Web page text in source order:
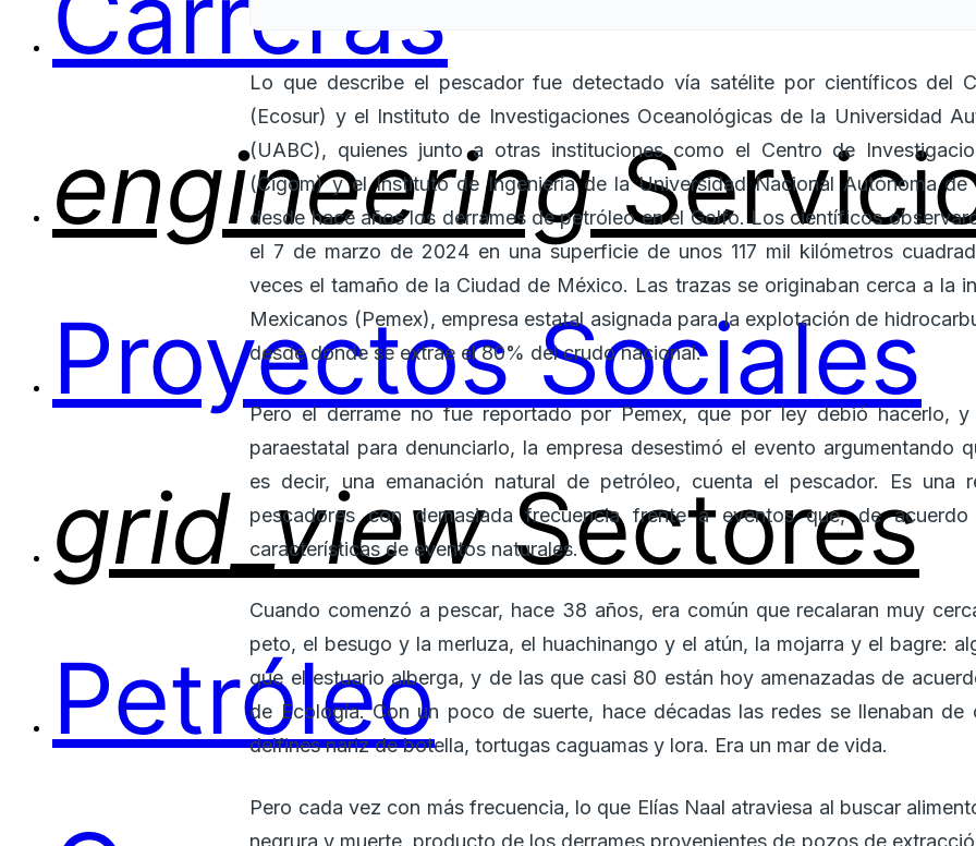
engineering
Proyectos Sociales
grid_view Sectores
Petróleo
Lo que describe el pescador fue detectado vía satélite por científicos del
(Ecosur) y el Instituto de Investigaciones Oceanológicas de la Universidad
(UABC), quienes junto a otras instituciones como el Centro de
(Cigom) y el Instituto de Ingeniería de la Universidad Nacional Autónoma
desde hace años los derrames de petróleo en el Golfo. Los científicos
el 7 de marzo de 2024 en una superficie de unos 117 mil kilómetros
veces el tamaño de la Ciudad de México. Las trazas se originaban cerca a la
Mexicanos (Pemex), empresa estatal asignada para la explotación de
desde donde se extrae el 80% del crudo nacional.
Pero el derrame no fue reportado por Pemex, que por ley debió hacerlo,
paraestatal para denunciarlo, la empresa desestimó el evento argumentando
es decir, una emanación natural de petróleo, cuenta el pescador. Es una
pescadores con demasiada frecuencia frente a eventos que, de
características de eventos naturales.
Cuando comenzó a pescar, hace 38 años, era común que recalaran muy
peto, el besugo y la merluza, el huachinango y el atún, la mojarra y el bagre:
que el estuario alberga, y de las que casi 80 están hoy amenazadas de
de Ecología. Con un poco de suerte, hace décadas las redes se llenaban de
delfines nariz de botella, tortugas caguamas y lora. Era un mar de vida.
Pero cada vez con más frecuencia, lo que Elías Naal atraviesa al buscar
negrura y muerte, producto de los derrames provenientes de pozos de